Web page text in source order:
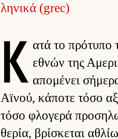
ληνικά (grec)
Κ ατά το πρότυπο
εθνών της
απομένει
Αϊνού, κάποτε τόσο
τόσο φλογερά
θερία, βρίσκεται